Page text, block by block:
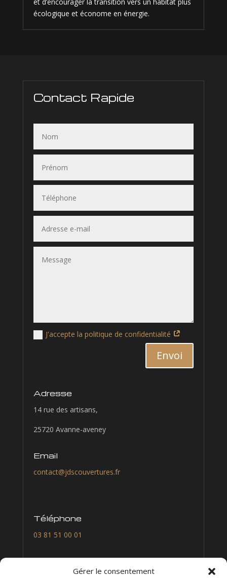
Gérer le consentement
écologique et économe en énergie.
Contact Rapide
J'accepte la politique de confidentialité
Envoi
Adresse
14 rue des artisans,
25720 Avanne-aveney
Email
contact@jdscouvertures.fr
Téléphone
03 81 51 00 01
Nous suivre